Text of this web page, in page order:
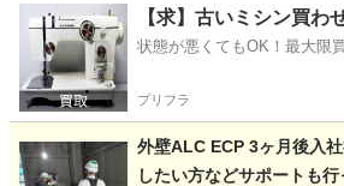
神奈川 座間市 相武台前駅 その他
【求】古いミシン買
状態が悪くてもOK！最大限
プリフラ
外壁ALC ECP 3ヶ月後入社祝い金あります！独立
したい方などサポートも